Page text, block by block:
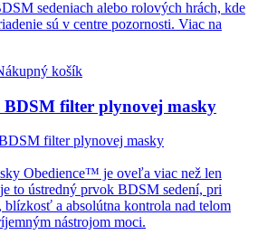
sedeniach alebo rolových hrách, kde
sú v centre pozornosti. Viac na
košík
filter plynovej masky
Obedience™ je oveľa viac než len
to ústredný prvok BDSM sedení, pri
blízkosť a absolútna kontrola nad telom
nástrojom moci.